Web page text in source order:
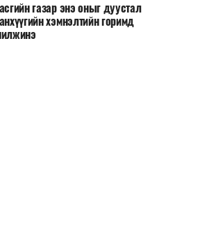
газар энэ оныг дуустал
хэмнэлтийн горимд